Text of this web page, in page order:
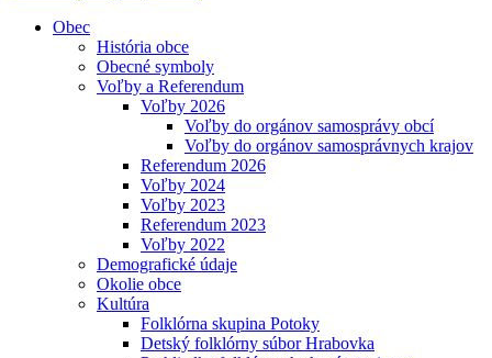
Obec
História obce
Obecné symboly
Voľby a Referendum
Voľby 2026
Voľby do orgánov samosprávy obcí
Voľby do orgánov samosprávnych krajov
Referendum 2026
Voľby 2024
Voľby 2023
Referendum 2023
Voľby 2022
Demografické údaje
Okolie obce
Kultúra
Folklórna skupina Potoky
Detský folklórny súbor Hrabovka